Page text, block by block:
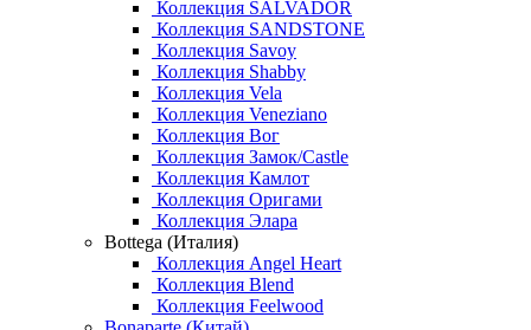
Коллекция SALVADOR
Коллекция SANDSTONE
Коллекция Savoy
Коллекция Shabby
Коллекция Vela
Коллекция Veneziano
Коллекция Вог
Коллекция Замок/Castle
Коллекция Камлот
Коллекция Оригами
Коллекция Элара
Bottega (Италия)
Коллекция Angel Heart
Коллекция Blend
Коллекция Feelwood